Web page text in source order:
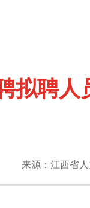
聘人
来源：江西省